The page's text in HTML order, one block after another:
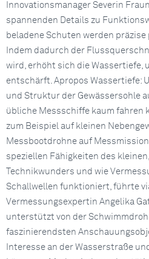
Innovationsmanager Severin
spannenden Details zu
beladene Schuten werden
Indem dadurch der
wird, erhöht sich die Wassertiefe,
entschärft. Apropos Wassertiefe:
und Struktur der Gewässersohle
übliche Messschiffe kaum fahren
zum Beispiel auf kleinen
Messbootdrohne auf
speziellen Fähigkeiten des
Technikwunders und wie
Schallwellen funktioniert, führte
Vermessungsexpertin Angelika
unterstützt von der
faszinierendsten
Interesse an der Wasserstraße